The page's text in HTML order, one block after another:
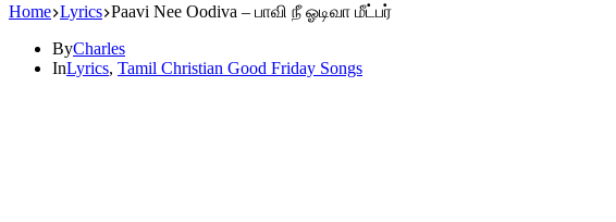
Home Lyrics Paavi Nee Oodiva – பாவி நீ ஓடிவா மீட்பர்
ByCharles
InLyrics, Tamil Christian Good Friday Songs